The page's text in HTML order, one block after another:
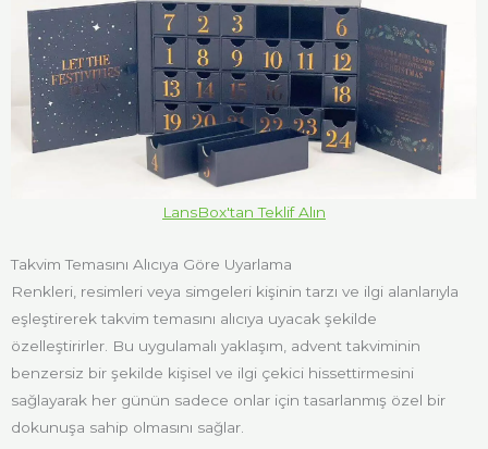
LansBox'tan Teklif Alın
Takvim Temasını Alıcıya Göre Uyarlama
Renkleri, resimleri veya simgeleri kişinin tarzı ve ilgi alanlarıyla
eşleştirerek takvim temasını alıcıya uyacak şekilde
özelleştirirler. Bu uygulamalı yaklaşım, advent takviminin
benzersiz bir şekilde kişisel ve ilgi çekici hissettirmesini
sağlayarak her günün sadece onlar için tasarlanmış özel bir
dokunuşa sahip olmasını sağlar.